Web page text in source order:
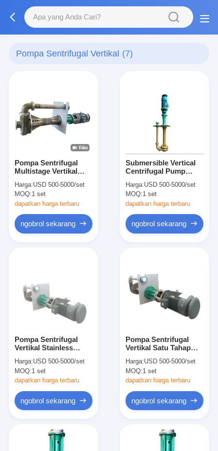
Pompa Sentrifugal Vertikal (7)
Pompa Sentrifugal
Multistage Vertikal
Kimia Vertikal
Harga:USD 500-5000/set
MOQ:1 set
dapatkan harga terbaru
ngobrol sekarang
Submersible Vertical
Centrifugal Pump
Pressure untuk
Industri
Harga:USD 500-5000/set
MOQ:1 set
dapatkan harga terbaru
ngobrol sekarang
Pompa Sentrifugal
Vertikal Stainless
Sentrifugal Kotak
Terpisah untuk Bubur
Asam
Harga:USD 500-5000/set
MOQ:1 set
dapatkan harga terbaru
ngobrol sekarang
Pompa Sentrifugal
Vertikal Satu Tahap
Dan Tahan Alkali
Harga:USD 500-5000/set
MOQ:1 set
dapatkan harga terbaru
ngobrol sekarang